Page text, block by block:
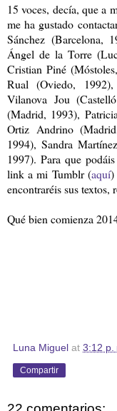
15 voces, decía, que a
me ha gustado
Sánchez (Barcelona,
Ángel de la Torre
Cristian Piné
Rual (Oviedo,
Vilanova Jou
(Madrid, 1993),
Ortiz Andrino
1994), Sandra
1997). Para que
link a mi Tumblr (aquí)
encontraréis sus textos,
Qué bien comienza
Luna Miguel at 3:12 p.
Compartir